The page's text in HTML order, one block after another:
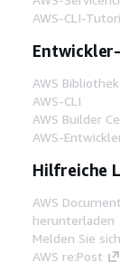
AWS-CLI-
AWS
AWS-CLI
AWS Builder
AWS-
Hilfreiche
AWS
herunterladen
Melden Sie
AWS re:Post